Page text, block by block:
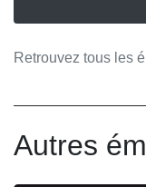
Retrouvez tous les
Autres